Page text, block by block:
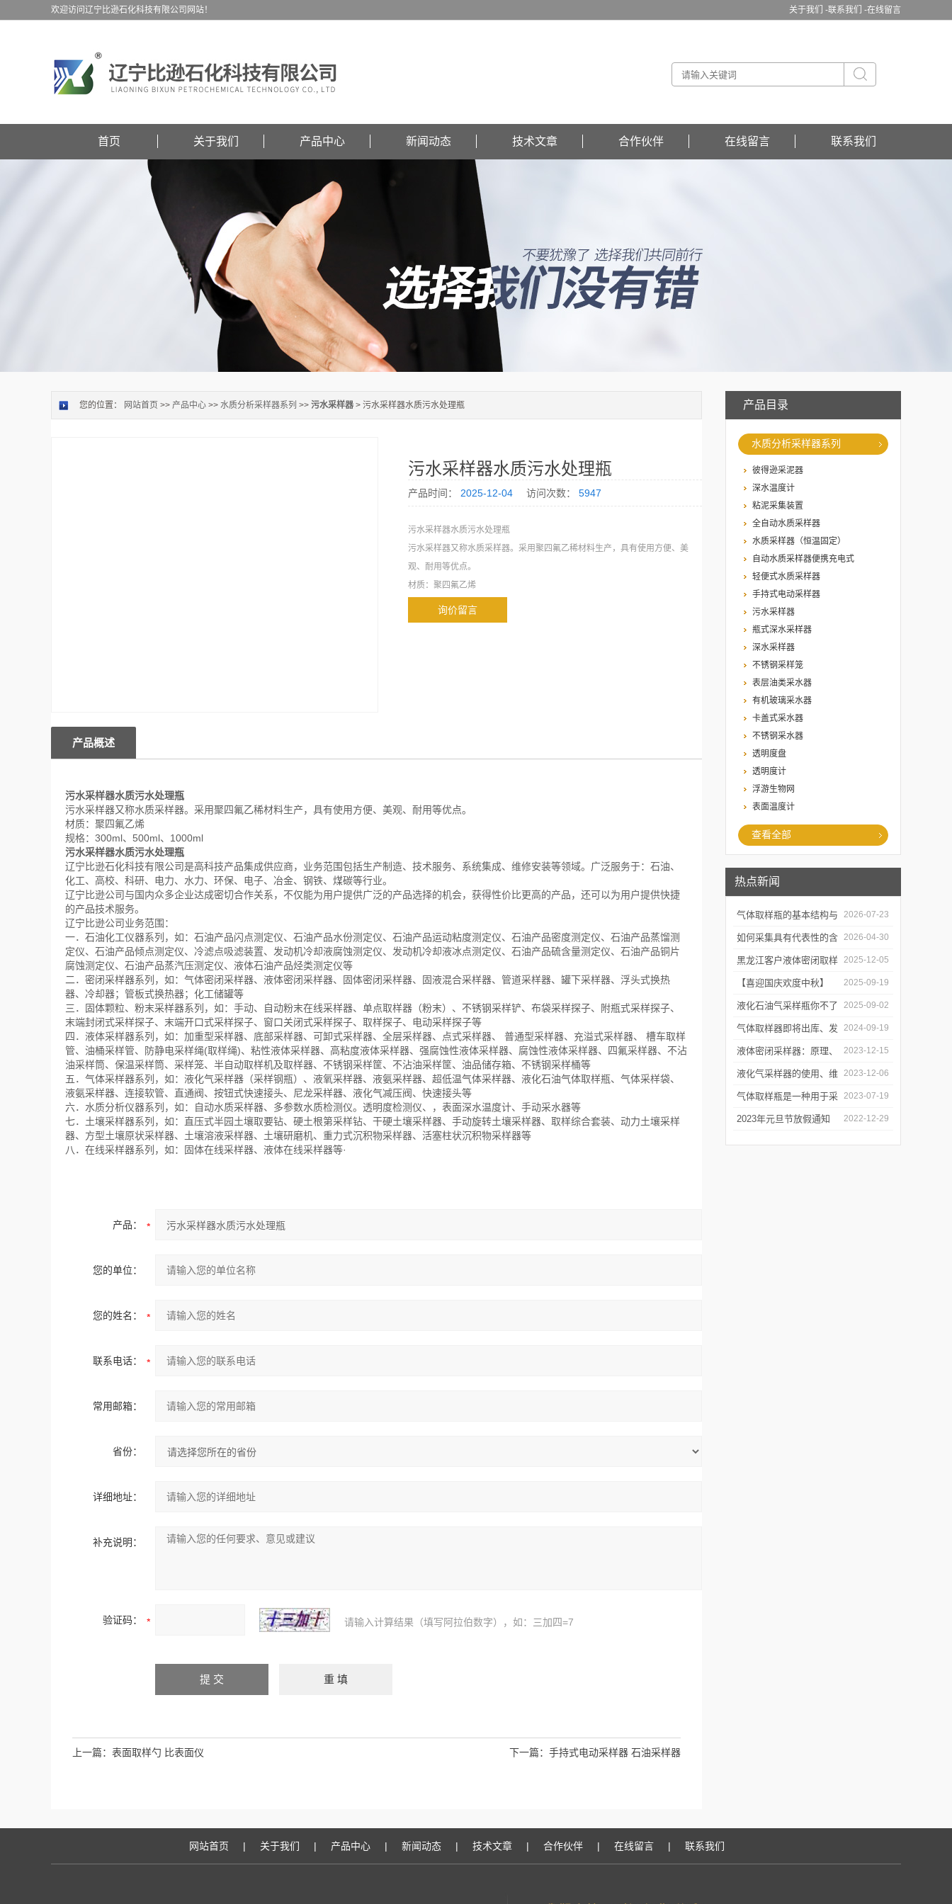
关于我们 -联系我们 -在线留言
欢迎访问辽宁比逊石化科技有限公司网站！
首页 关于我们 产品中心 新闻动态 技术文章 合作伙伴 在线留言 联系我们
产品目录
水质分析采样器系列
彼得逊采泥器
深水温度计
粘泥采集装置
全自动水质采样器
水质采样器（恒温固定）
自动水质采样器便携充电式
轻便式水质采样器
手持式电动采样器
污水采样器
瓶式深水采样器
深水采样器
不锈钢采样笼
表层油类采水器
有机玻璃采水器
卡盖式采水器
不锈钢采水器
透明度盘
透明度计
浮游生物网
表面温度计
查看全部
热点新闻
气体取样瓶的基本结构与
工作逻辑是什么？
2026-07-23
如何采集具有代表性的含
油水样？——石油类采水
器原理与使用
2026-04-30
黑龙江客户液体密闭取样
器项目顺利交付
2025-12-05
【喜迎国庆欢度中秋】
2025年国庆中秋放假通知
2025-09-19
液化石油气采样瓶你不了
解的知识！
2025-09-02
气体取样器即将出库、发
货！
2024-09-19
液体密闭采样器：原理、
应用和优势
2023-12-15
液化气采样器的使用、维
护与优化
2023-12-06
气体取样瓶是一种用于采
集、贮存和分析气体样品
2023-07-19
2023年元旦节放假通知 2022-12-29
您的位置： 网站首页 >> 产品中心 >> 水质分析采样器系列 >> 污水采样器 > 污水采样器水质污水处理瓶
污水采样器水质污水处理瓶
产品时间： 2025-12-04 访问次数： 5947
污水采样器水质污水处理瓶
污水采样器又称水质采样器。采用聚四氟乙稀材料生产，具有使用方便、美
观、耐用等优点。
材质：聚四氟乙烯
规格：300ml、500ml、1000ml
询价留言
产品概述
污水采样器水质污水处理瓶
污水采样器又称水质采样器。采用聚四氟乙稀材料生产，具有使用方便、美观、耐用等优点。
材质：聚四氟乙烯
规格：300ml、500ml、1000ml
污水采样器水质污水处理瓶
辽宁比逊石化科技有限公司是高科技产品集成供应商，业务范围包括生产制造、技术服务、系统集成、维修安装等领域。广泛服务于：石油、
化工、高校、科研、电力、水力、环保、电子、冶金、钢铁、煤碳等行业。
辽宁比逊公司与国内众多企业达成密切合作关系，不仅能为用户提供广泛的产品选择的机会，获得性价比更高的产品，还可以为用户提供快捷
的产品技术服务。
辽宁比逊公司业务范围：
一．石油化工仪器系列，如：石油产品闪点测定仪、石油产品水份测定仪、石油产品运动粘度测定仪、石油产品密度测定仪、石油产品蒸馏测
定仪、石油产品倾点测定仪、冷滤点吸滤装置、发动机冷却液腐蚀测定仪、发动机冷却液冰点测定仪、石油产品硫含量测定仪、石油产品铜片
腐蚀测定仪、石油产品蒸汽压测定仪、液体石油产品烃类测定仪等
二．密闭采样器系列，如：气体密闭采样器、液体密闭采样器、固体密闭采样器、固液混合采样器、管道采样器、罐下采样器、浮头式换热
器、冷却器；管板式换热器；化工储罐等
三．固体颗粒、粉末采样器系列，如：手动、自动粉末在线采样器、单点取样器（粉末）、不锈钢采样铲、布袋采样探子、附瓶式采样探子、
末端封闭式采样探子、末端开口式采样探子、窗口关闭式采样探子、取样探子、电动采样探子等
四．液体采样器系列，如：加重型采样器、底部采样器、可卸式采样器、全层采样器、点式采样器、 普通型采样器、充溢式采样器、 槽车取样
管、油桶采样管、防静电采样绳(取样绳)、粘性液体采样器、高粘度液体采样器、强腐蚀性液体采样器、腐蚀性液体采样器、四氟采样器、不沾
油采样筒、保温采样筒、采样笼、半自动取样机及取样器、不锈钢采样筐、不沾油采样筐、油品储存箱、不锈钢采样桶等
五．气体采样器系列，如：液化气采样器（采样钢瓶）、液氧采样器、液氨采样器、超低温气体采样器、液化石油气体取样瓶、气体采样袋、
液氨采样器、连接软管、直通阀、按钮式快速接头、尼龙采样器、液化气减压阀、快速接头等
六．水质分析仪器系列，如：自动水质采样器、多参数水质检测仪。透明度检测仪、，表面深水温度计、手动采水器等
七．土壤采样器系列，如：直压式半园土壤取要钻、硬土根第采样钻、干硬土壤采样器、手动旋转土壤采样器、取样综合套装、动力土壤采样
器、方型土壤原状采样器、土壤溶液采样器、土壤研磨机、重力式沉积物采样器、活塞柱状沉积物采样器等
八．在线采样器系列，如：固体在线采样器、液体在线采样器等·
产品：
您的单位：
您的姓名：
联系电话：
常用邮箱：
省份：
详细地址：
补充说明：
验证码： 请输入计算结果（填写阿拉伯数字），如：三加四=7
上一篇： 表面取样勺 比表面仪 下一篇： 手持式电动采样器 石油采样器
网站首页 | 关于我们 | 产品中心 | 新闻动态 | 技术文章 | 合作伙伴 | 在线留言 | 联系我们